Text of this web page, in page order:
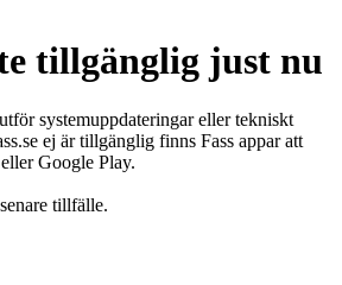
tillgänglig just nu
systemuppdateringar eller tekniskt
ej är tillgänglig finns Fass appar att
Google Play.
tillfälle.